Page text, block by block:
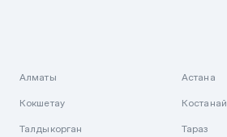
Алматы Астана
Кокшетау Костанай
Талдыкорган Тараз